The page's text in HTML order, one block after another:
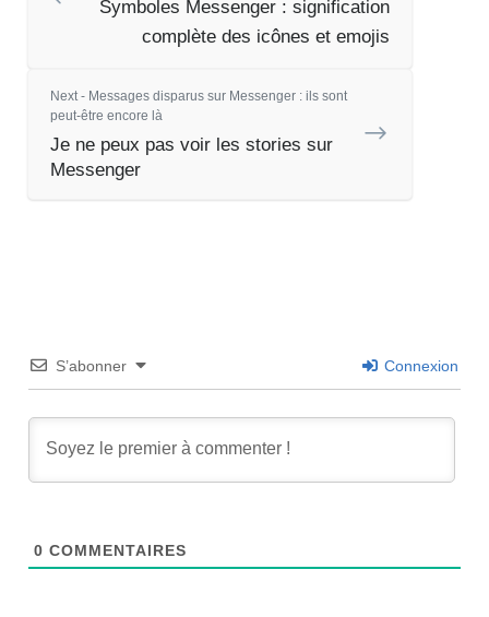
Symboles Messenger : signification
complète des icônes et emojis
Next - Messages disparus sur Messenger : ils sont
peut-être encore là
Je ne peux pas voir les stories sur
Messenger
S’abonner Connexion
0 COMMENTAIRES